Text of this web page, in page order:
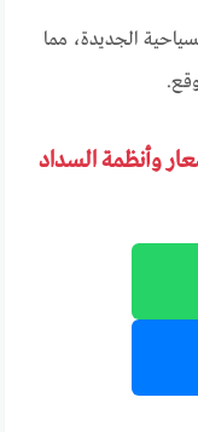
الجديدة، مما
وأنظمة السداد